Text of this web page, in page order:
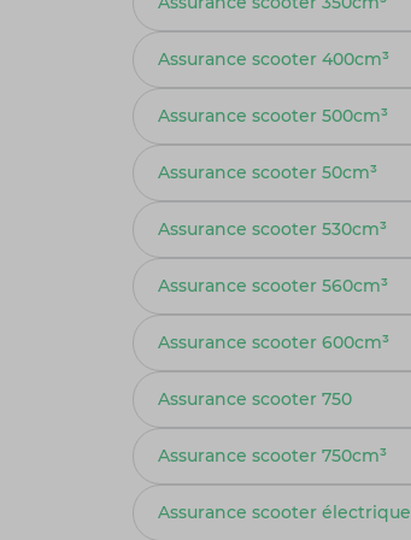
Assurance scooter 400cm³
Assurance scooter 500cm³
Assurance scooter 50cm³
Assurance scooter 530cm³
Assurance scooter 560cm³
Assurance scooter 600cm³
Assurance scooter 750
Assurance scooter 750cm³
Assurance scooter électrique